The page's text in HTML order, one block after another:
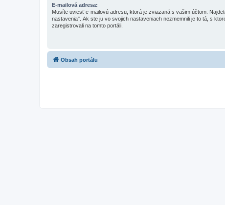
E-mailová adresa:
Musíte uviesť e-mailovú adresu, ktorá je zviazaná s vašim účtom.
nastavenia". Ak ste ju vo svojich nastaveniach nezmemnili je to tá, s
zaregistrovali na tomto portáli.
Obsah portálu